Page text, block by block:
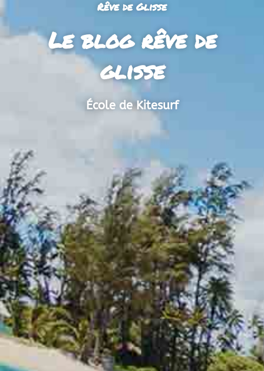
Rêve de Glisse
Le blog rêve de
glisse
École de Kitesurf